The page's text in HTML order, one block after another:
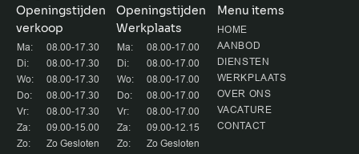
Openingstijden
verkoop
Ma:
08.00-17.30
Di:
08.00-17.30
Wo:
08.00-17.30
Do:
08.00-17.30
Vr:
08.00-17.30
Za:
09.00-15.00
Zo:
Zo Gesloten
Openingstijden
Werkplaats
Ma:
08.00-17.00
Di:
08.00-17.00
Wo:
08.00-17.00
Do:
08.00-17.00
Vr:
08.00-17.00
Za:
09.00-12.15
Zo:
Zo Gesloten
Menu items
HOME
AANBOD
DIENSTEN
WERKPLAATS
OVER ONS
VACATURE
CONTACT